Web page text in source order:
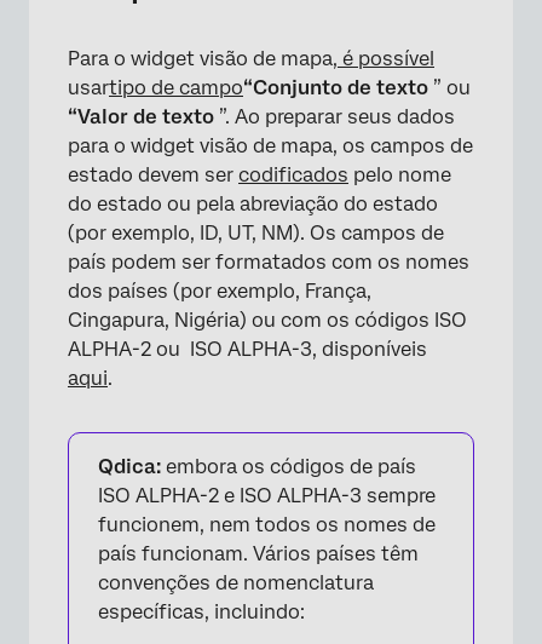
Para o widget visão de mapa, é possível
usartipo de campo“Conjunto de texto ” ou
“Valor de texto ”. Ao preparar seus dados
para o widget visão de mapa, os campos de
estado devem ser codificados pelo nome
do estado ou pela abreviação do estado
(por exemplo, ID, UT, NM). Os campos de
país podem ser formatados com os nomes
dos países (por exemplo, França,
Cingapura, Nigéria) ou com os códigos ISO
ALPHA-2 ou ISO ALPHA-3, disponíveis
aqui.
Qdica: embora os códigos de país
ISO ALPHA-2 e ISO ALPHA-3 sempre
funcionem, nem todos os nomes de
país funcionam. Vários países têm
convenções de nomenclatura
específicas, incluindo: